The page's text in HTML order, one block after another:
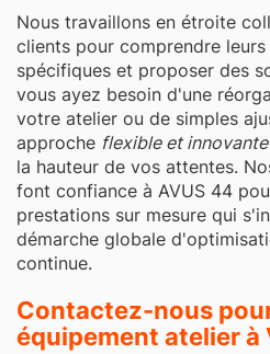
Nous travaillons en étroite
clients pour comprendre
spécifiques et proposer des
vous ayez besoin d'une
votre atelier ou de simples
approche flexible et innovante
la hauteur de vos attentes.
font confiance à AVUS 44
prestations sur mesure qui
démarche globale
continue.
Contactez-nous
équipement atelier à